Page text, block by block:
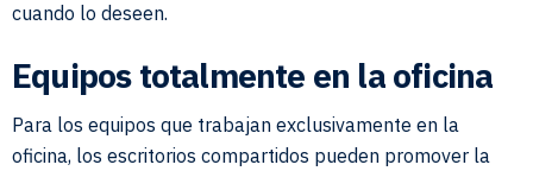
cuando lo deseen.
Equipos totalmente en la oficina
Para los equipos que trabajan exclusivamente en la
oficina, los escritorios compartidos pueden promover la